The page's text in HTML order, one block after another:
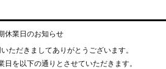
休業日のお知らせ
ただきましてありがとうございます。
日を 以下の通りとさせていただきます。